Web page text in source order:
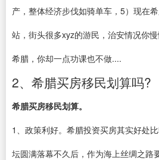
产，整体经济步伐如骑单车，5）现在
站，街头很多xyz的游民，治安情况你
希腊，你却一点功课也不做....
2、希腊买房移民划算吗?
希腊买房移民划算。
1、政策利好。希腊投资买房其实好处
坛圆满落幕不久后，作为海上丝绸之路